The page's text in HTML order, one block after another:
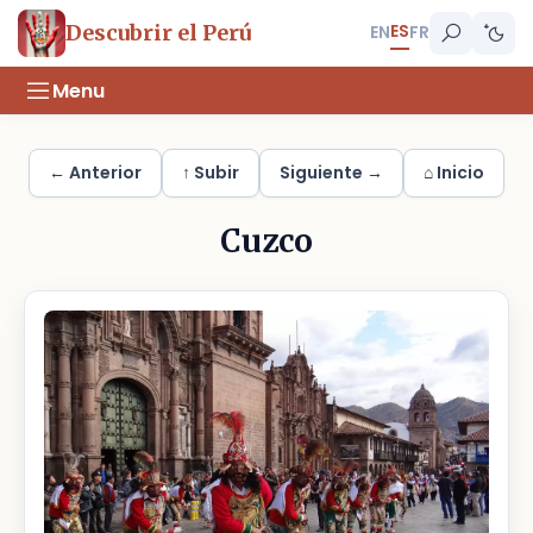
Descubrir el Perú ENESFR
Menu
← Anterior ↑ Subir Siguiente → ⌂ Inicio
Cuzco